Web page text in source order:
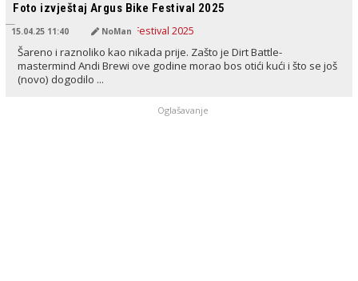
Foto izvještaj Argus Bike Festival 2025
15.04.25 11:40 NoMan
Šareno i raznoliko kao nikada prije. Zašto je Dirt Battle-
mastermind Andi Brewi ove godine morao bos otići kući i što se još
(novo) dogodilo ...
Oglašavanje